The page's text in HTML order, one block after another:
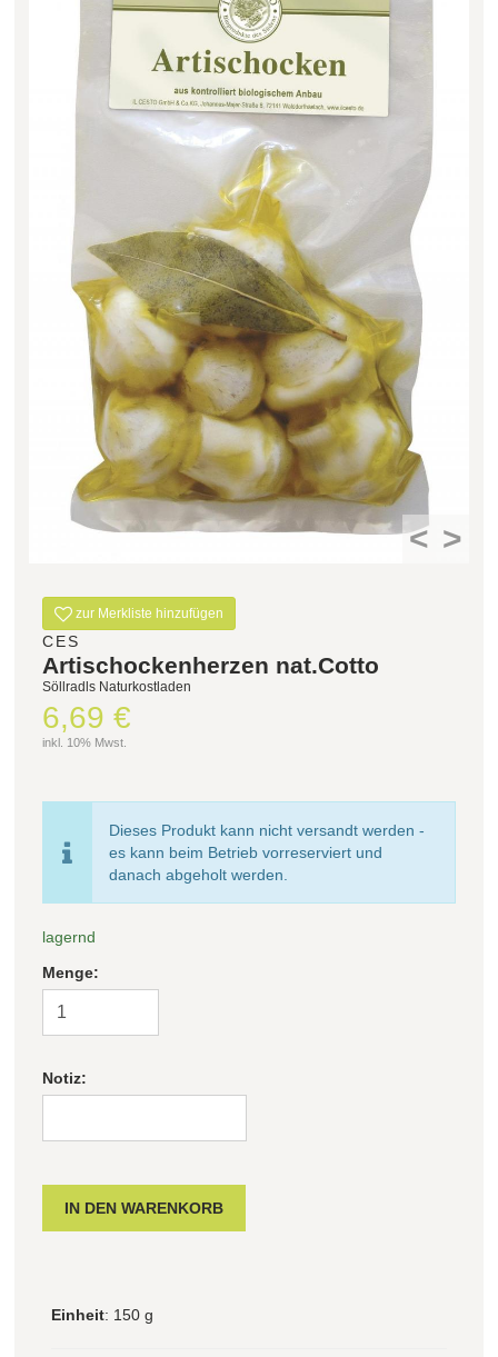
Kuglbauer - Familie Bischof
La Toscana Anita Wolf e.U. Detail
Söllradls Naturkostladen Detail
Detail
Detail
Wildkraut Detail
KATEGORIE
Filter zurücksetzen
< >
zur Merkliste hinzufügen
CES
Artischockenherzen nat.Cotto
Söllradls Naturkostladen
6,69 €
inkl. 10% Mwst.
Dieses Produkt kann nicht versandt werden -
es kann beim Betrieb vorreserviert und
danach abgeholt werden.
lagernd
Menge:
Notiz:
Einheit: 150 g